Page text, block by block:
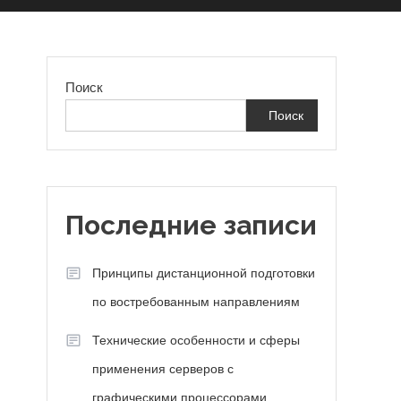
Поиск
Поиск
Последние записи
Принципы дистанционной подготовки
по востребованным направлениям
Технические особенности и сферы
применения серверов с
графическими процессорами